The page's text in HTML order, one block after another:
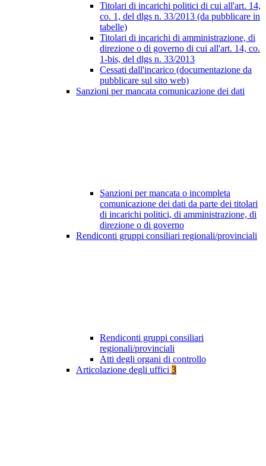
Titolari di incarichi politici di cui all'art. 14,
co. 1, del dlgs n. 33/2013 (da pubblicare in
tabelle)
Titolari di incarichi di amministrazione, di
direzione o di governo di cui all'art. 14, co.
1-bis, del dlgs n. 33/2013
Cessati dall'incarico (documentazione da
pubblicare sul sito web)
Sanzioni per mancata comunicazione dei dati
Sanzioni per mancata o incompleta
comunicazione dei dati da parte dei titolari
di incarichi politici, di amministrazione, di
direzione o di governo
Rendiconti gruppi consiliari regionali/provinciali
Rendiconti gruppi consiliari
regionali/provinciali
Atti degli organi di controllo
Articolazione degli uffici 3